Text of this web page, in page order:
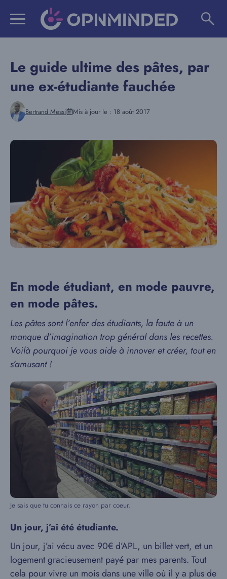
Le guide ultime des pâtes, par
une ex-étudiante fauchée
Bertrand Messi Mis à jour le : 18 août 2017
En mode étudiant, en mode pauvre,
en mode pâtes.
Les pâtes sont l’enfer des étudiants, la faute à un
manque d’imagination trop général dans les recettes.
Voilà pourquoi je vous aide à innover et créer, tout en
s’amusant !
Je sais que tu connais ce rayon par coeur.
Un jour, j’ai été étudiante.
Un jour, j’ai vécu avec 90€ d’APL, un billet vert, et un
logement gracieusement payé par mes parents. Tout
cela pour vivre un mois dans une ville où il y a plus de